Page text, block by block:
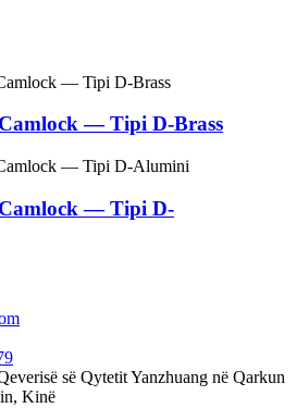
— Tipi D-Brass
— Tipi D-
së Qytetit Yanzhuang në Qarkun
Kinë